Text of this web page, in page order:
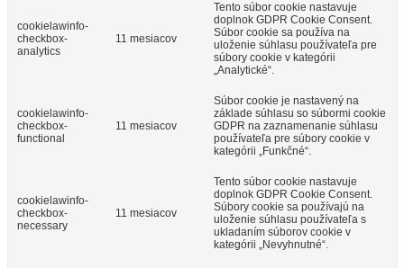
cookielawinfo-
checkbox-
analytics
11 mesiacov
Tento súbor cookie nastavuje
doplnok GDPR Cookie Consent.
Súbor cookie sa používa na
uloženie súhlasu používateľa pre
súbory cookie v kategórii
„Analytické“.
cookielawinfo-
checkbox-
functional
11 mesiacov
Súbor cookie je nastavený na
základe súhlasu so súbormi cookie
GDPR na zaznamenanie súhlasu
používateľa pre súbory cookie v
kategórii „Funkčné“.
cookielawinfo-
checkbox-
necessary
11 mesiacov
Tento súbor cookie nastavuje
doplnok GDPR Cookie Consent.
Súbory cookie sa používajú na
uloženie súhlasu používateľa s
ukladaním súborov cookie v
kategórii „Nevyhnutné“.